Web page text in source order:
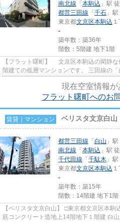
南北線 「 本駒込 」駅
都営三田線 「 千石 」
東京都文京区本駒込
-
築年数：築36年
階数：5階建 地下1階
【フラット曙町】 文京区本駒込の閑静
階建ての低層マンションです。 三田線の
現在空室情報が
フラット曙町へのお
賃貸｜マンション ベリスタ文京白山
都営三田線 「 白山 」
南北線 「 本駒込 」駅
千代田線 「 千駄木 」
東京都文京区本駒込
-
築年数：築15年
階数：14階建 地下1階
【ベリスタ文京白山】 □東京都文京区本駒込1丁目2-2 □2010年12月築 □鉄
筋コンクリート造地上14階地下１階建 白山上交差点沿いに建つ高級分譲賃貸マン